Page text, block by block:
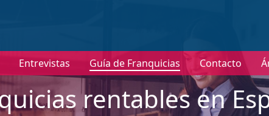
Entrevistas Guía de Franquicias Contacto
rentables en
tenemos información de la expansión de esta franquicia
Ver franquicias de Moda mujer